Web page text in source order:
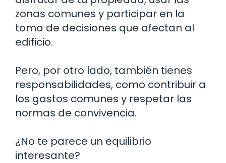
zonas comunes y participar en la
toma de decisiones que afectan al
edificio.
Pero, por otro lado, también tienes
responsabilidades, como contribuir a
los gastos comunes y respetar las
normas de convivencia.
¿No te parece un equilibrio
interesante?